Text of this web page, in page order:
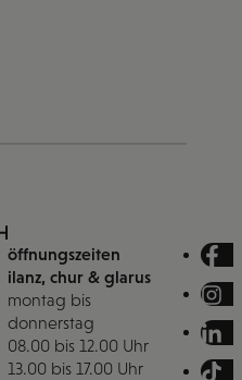
öffnungszeiten
ilanz, chur & glarus
montag bis
donnerstag
08.00 bis 12.00 Uhr
13.00 bis 17.00 Uhr